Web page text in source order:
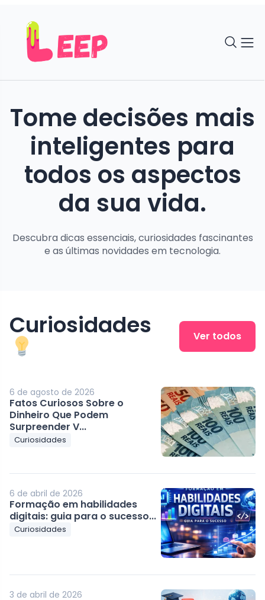
Tome decisões mais
inteligentes para
todos os aspectos
da sua vida.
Descubra dicas essenciais, curiosidades fascinantes
e as últimas novidades em tecnologia.
Curiosidades Ver todos
6 de agosto de 2026
Fatos Curiosos Sobre o
Dinheiro Que Podem
Surpreender V...
Curiosidades
6 de abril de 2026
Formação em habilidades
digitais: guia para o sucesso...
Curiosidades
3 de abril de 2026